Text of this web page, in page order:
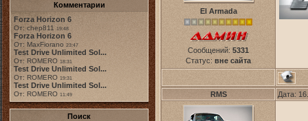
Комментарии
Forza Horizon 6
От: chep811 19:48
Forza Horizon 6
От: MaxFiorano 23:47
Test Drive Unlimited Sol...
От: ROMERO 18:31
Test Drive Unlimited Sol...
От: ROMERO 19:31
Test Drive Unlimited Sol...
От: ROMERO 11:49
Поиск
El Armada
Сообщений: 5331
Статус: вне сайта
RMS Дата: